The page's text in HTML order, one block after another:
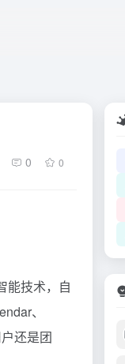
0 0
能技术，自
、
还是团